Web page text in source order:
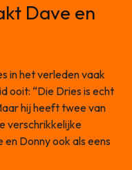
Dave en
in het verleden vaak
ooit: “Die Dries is echt
hij heeft twee van
verschrikkelijke
Donny ook als eens